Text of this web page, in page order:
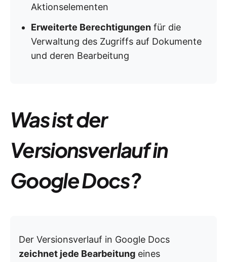
Aktionselementen
Erweiterte Berechtigungen für die
Verwaltung des Zugriffs auf Dokumente
und deren Bearbeitung
Was ist der
Versionsverlauf in
Google Docs?
Der Versionsverlauf in Google Docs
zeichnet jede Bearbeitung eines